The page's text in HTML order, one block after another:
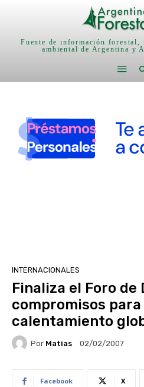
Fuente de información
ambiental de Argentina y
INTERNACIONALES
Finaliza el Foro de
compromisos
calentamiento
Por Matias 02/02/2007
Facebook X